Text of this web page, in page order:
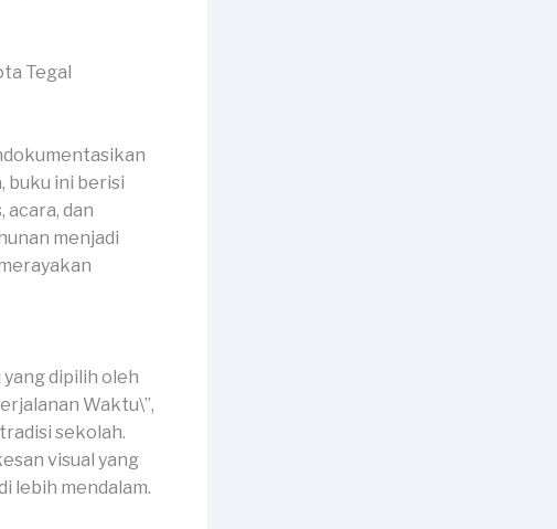
buku ini berisi
dan
menjadi
dipilih oleh
Waktu\”,
sekolah.
visual yang
lebih mendalam.